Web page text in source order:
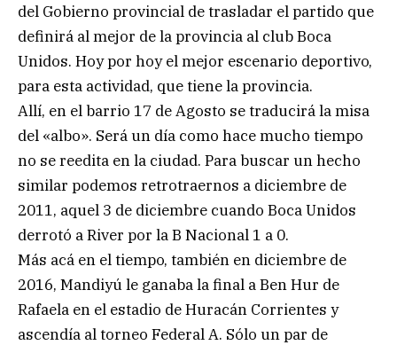
del Gobierno provincial de trasladar el partido que
definirá al mejor de la provincia al club Boca
Unidos. Hoy por hoy el mejor escenario deportivo,
para esta actividad, que tiene la provincia.
Allí, en el barrio 17 de Agosto se traducirá la misa
del «albo». Será un día como hace mucho tiempo
no se reedita en la ciudad. Para buscar un hecho
similar podemos retrotraernos a diciembre de
2011, aquel 3 de diciembre cuando Boca Unidos
derrotó a River por la B Nacional 1 a 0.
Más acá en el tiempo, también en diciembre de
2016, Mandiyú le ganaba la final a Ben Hur de
Rafaela en el estadio de Huracán Corrientes y
ascendía al torneo Federal A. Sólo un par de